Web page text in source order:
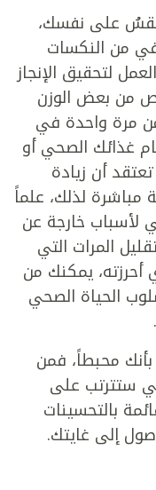
تقسُ على نفسك،
من النكسات
لتحقيق الإنجاز
من بعض الوزن
من مرة واحدة في
غذائك الصحي أو
أن زيادة
مباشرة لذلك، علماً
لأسباب خارجة عن
المرات التي
يمكنك من
الحياة الصحي
محبطاً، فمن
ستترتب على
بالتحسينات
إلى غايتك.